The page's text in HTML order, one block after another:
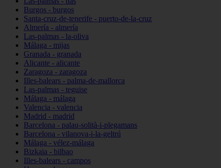
Burgos - burgos
Santa-cruz-de-tenerife - puerto-de-la-cruz
Almería - almería
Las-palmas - la-oliva
Málaga - mijas
Granada - granada
Alicante - alicante
Zaragoza - zaragoza
Illes-balears - palma-de-mallorca
Las-palmas - teguise
Málaga - málaga
Valencia - valencia
Madrid - madrid
Barcelona - palau-solità-i-plegamans
Barcelona - vilanova-i-la-geltrú
Málaga - vélez-málaga
Bizkaia - bilbao
Illes-balears - campos